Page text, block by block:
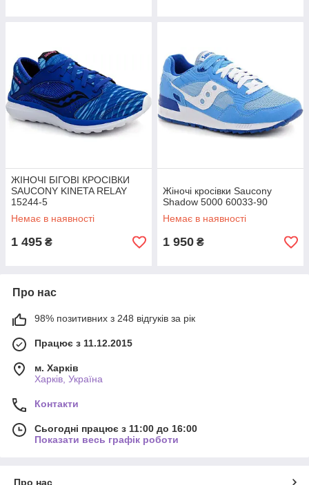
ЖІНОЧІ БІГОВІ КРОСІВКИ
SAUCONY KINETA RELAY
15244-5
Немає в наявності
1 495 ₴
Жіночі кросівки Saucony
Shadow 5000 60033-90
Немає в наявності
1 950 ₴
Про нас
98% позитивних з 248 відгуків за рік
Працює з 11.12.2015
м. Харків
Харків, Україна
Контакти
Сьогодні працює з 11:00 до 16:00
Показати весь графік роботи
Про нас